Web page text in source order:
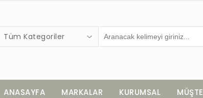
Tüm Kategoriler
ANASAYFA MARKALAR KURUMSAL